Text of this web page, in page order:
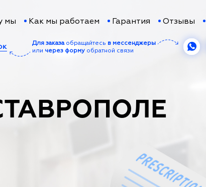
мы Как мы работаем Гарантия Отзывы
Для заказаобращайтесь в мессенджеры
или через форму обратной связи